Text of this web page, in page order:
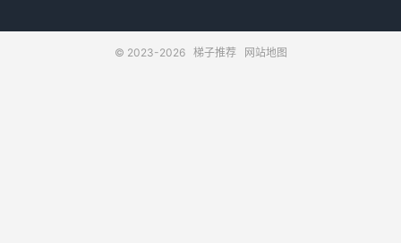
© 2023-2026 梯子推荐 网站地图